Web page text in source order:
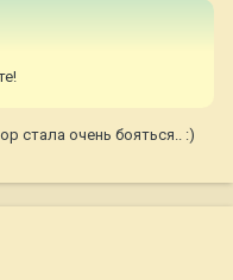
стала очень бояться.. :)